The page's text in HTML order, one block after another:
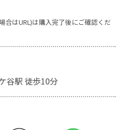
合はURL)は購入完了後にご確認くだ
谷駅 徒歩10分